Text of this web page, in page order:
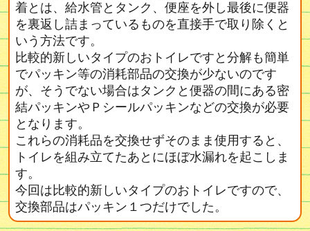
着とは、給水管とタンク、便座を外し最後に便器
を裏返し詰まっているものを直接手で取り除くと
いう方法です。
比較的新しいタイプのおトイレですと分解も簡単
でパッキン等の消耗部品の交換が少ないのです
が、そうでない場合はタンクと便器の間にある密
結パッキンやＰシールパッキンなどの交換が必要
となります。
これらの消耗品を交換せずそのまま使用すると、
トイレを組み立てたあとにほぼ水漏れを起こしま
す。
今回は比較的新しいタイプのおトイレですので、
交換部品はパッキン１つだけでした。